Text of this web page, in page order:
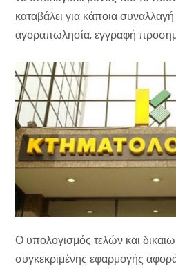
καταβάλει για κάποια
αγοραπωλησία, εγγραφή
Ο υπολογισμός τελών και
συγκεκριμένης εφαρμογής